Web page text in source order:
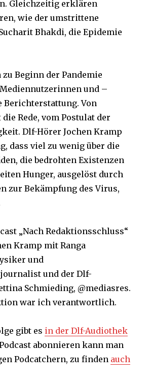
Gleichzeitig erklären
wie der umstrittene
Bhakdi, die Epidemie
Beginn der Pandemie
und –
Berichterstattung. Von
Rede, vom Postulat der
Dlf-Hörer Jochen Kramp
dass viel zu wenig über die
die bedrohten Existenzen
Hunger, ausgelöst durch
zur Bekämpfung des Virus,
„Nach Redaktionsschluss“
Kramp mit Ranga
und
und der Dlf-
Schmieding, @mediasres.
war ich verantwortlich.
gibt es in der Dlf-Audiothek
abonnieren kann man
Podcatchern, zu finden auch